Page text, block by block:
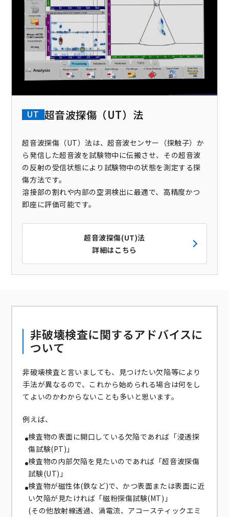
UT 超音波探傷（UT）法
超音波探傷（UT）法は、超音波センサー（探触子）か
ら発信した超音波を試験物中に伝搬させ、その超音波
の反射の受信状態により試験物中の状態を測定する探
傷方法です。
溶接部の割れや内部の空洞検出に最適で、高精度かつ
即座に評価可能です。
超音波探傷(UT)法
詳細はこちら
非破壊検査に関するアドバイスに
ついて
非破壊検査と言いましても、見つけたい欠陥等により
手法が異なるので、これから始められる場合は何をし
てよいのかわからないことも多いと思います。
例えば、
検査物の表面に開口している欠陥であれば「浸透探
傷試験(PT)」
検査物の内部欠陥を見たいのであれば「超音波探傷
試験(UT)」
検査物が磁性体(鉄など)で、かつ表面または表面に近
い欠陥が見たければ「磁粉探傷試験(MT)」
(その他放射線透過、渦電流、アコースティックエミ